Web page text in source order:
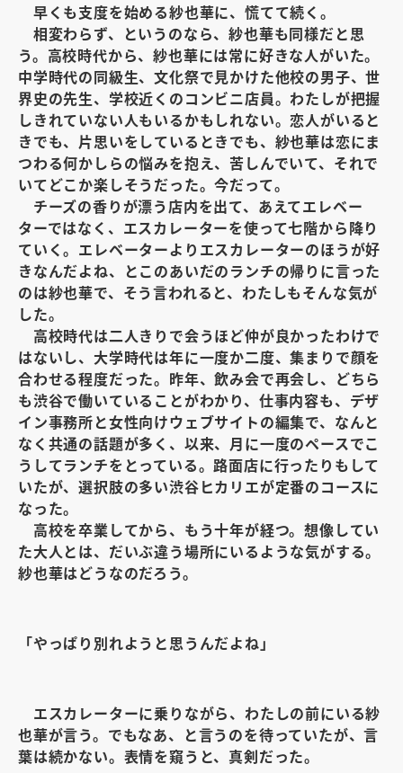
早くも支度を始める紗也華に、慌てて続く。
相変わらず、というのなら、紗也華も同様だと思
う。高校時代から、紗也華には常に好きな人がいた。
中学時代の同級生、文化祭で見かけた他校の男子、世
界史の先生、学校近くのコンビニ店員。わたしが把握
しきれていない人もいるかもしれない。恋人がいると
きでも、片思いをしているときでも、紗也華は恋にま
つわる何かしらの悩みを抱え、苦しんでいて、それで
いてどこか楽しそうだった。今だって。
チーズの香りが漂う店内を出て、あえてエレベー
ターではなく、エスカレーターを使って七階から降り
ていく。エレベーターよりエスカレーターのほうが好
きなんだよね、とこのあいだのランチの帰りに言った
のは紗也華で、そう言われると、わたしもそんな気が
した。
高校時代は二人きりで会うほど仲が良かったわけで
はないし、大学時代は年に一度か二度、集まりで顔を
合わせる程度だった。昨年、飲み会で再会し、どちら
も渋谷で働いていることがわかり、仕事内容も、デザ
イン事務所と女性向けウェブサイトの編集で、なんと
なく共通の話題が多く、以来、月に一度のペースでこ
うしてランチをとっている。路面店に行ったりもして
いたが、選択肢の多い渋谷ヒカリエが定番のコースに
なった。
高校を卒業してから、もう十年が経つ。想像してい
た大人とは、だいぶ違う場所にいるような気がする。
紗也華はどうなのだろう。
「やっぱり別れようと思うんだよね」
エスカレーターに乗りながら、わたしの前にいる紗
也華が言う。でもなあ、と言うのを待っていたが、言
葉は続かない。表情を窺うと、真剣だった。